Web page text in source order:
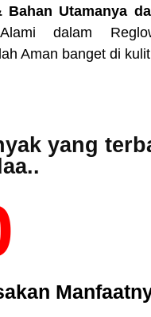
Utamanya
dalam
Aman banget di
yang